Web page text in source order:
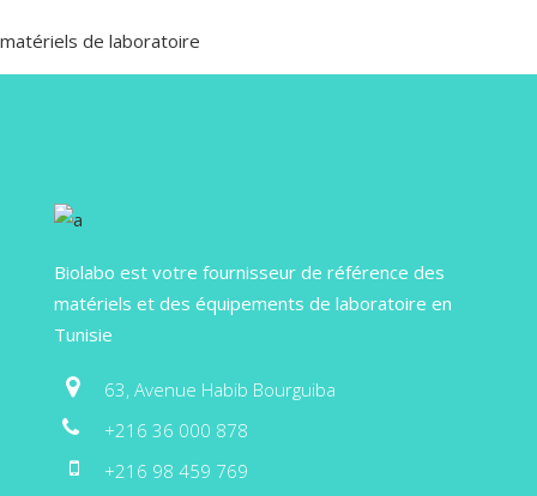
matériels de laboratoire
Biolabo est votre fournisseur de référence des
matériels et des équipements de laboratoire en
Tunisie
63, Avenue Habib Bourguiba
+216 36 000 878
+216 98 459 769